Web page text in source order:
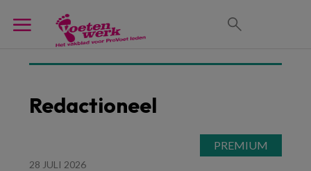
Redactioneel
28 JULI 2026